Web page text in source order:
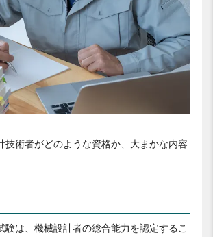
技術者がどのような資格か、大まかな内容
験は、機械設計者の総合能力を認定するこ